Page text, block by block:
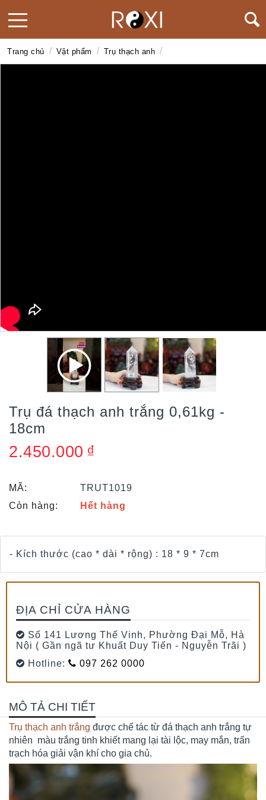
Trang chủ / Vật phẩm / Trụ thạch anh /
Trụ đá thạch anh trắng 0,61kg -
18cm
2.450.000 ₫
MÃ:
TRUT1019
Còn hàng:
Hết hàng
- Kích thước (cao * dài * rộng) : 18 * 9 * 7cm
ĐỊA CHỈ CỬA HÀNG
Số 141 Lương Thế Vinh, Phường Đại Mỗ, Hà
Nội ( Gần ngã tư Khuất Duy Tiến - Nguyễn Trãi )
Hotline:
097 262 0000
MÔ TẢ CHI TIẾT
Trụ thạch anh trắng được chế tác từ đá thạch anh trắng tự
nhiên màu trắng tinh khiết mang lại tài lộc, may mắn, trấn
trạch hóa giải vận khí cho gia chủ.